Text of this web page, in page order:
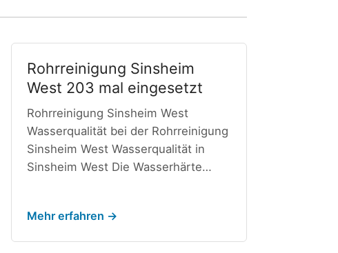
Rohrreinigung Sinsheim
West 203 mal eingesetzt
Rohrreinigung Sinsheim West
Wasserqualität bei der Rohrreinigung
Sinsheim West Wasserqualität in
Sinsheim West Die Wasserhärte…
Mehr erfahren →